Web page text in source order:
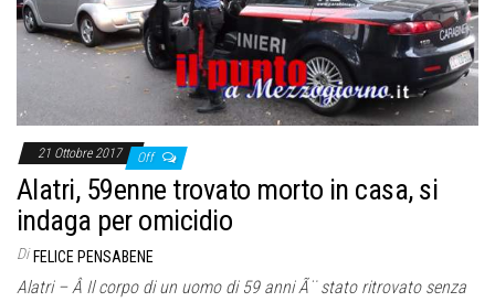
21 Ottobre 2017 Off
Alatri, 59enne trovato morto in casa, si
indaga per omicidio
Di FELICE PENSABENE
Alatri – Â Il corpo di un uomo di 59 anni Ã¨ stato ritrovato senza